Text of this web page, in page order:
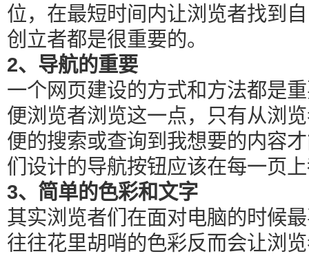
位，在最短时间内让浏览者找到
创立者都是很重要的。
2、导航的重要
一个网页建设的方式和方法都是
便浏览者浏览这一点，只有从浏
便的搜索或查询到我想要的内容
们设计的导航按钮应该在每一页
3、简单的色彩和文字
其实浏览者们在面对电脑的时候
往往花里胡哨的色彩反而会让浏